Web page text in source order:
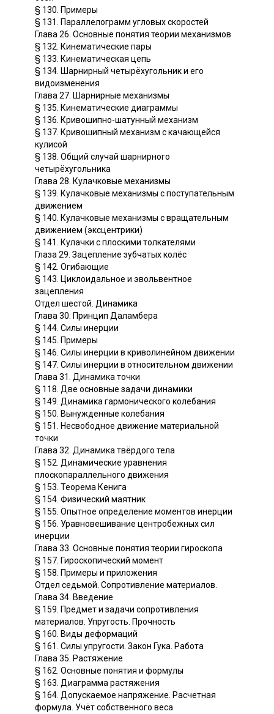
§ 130. Примеры
§ 131. Параллелограмм угловых скоростей
Глава 26. Основные понятия теории механизмов
§ 132. Кинематические пары
§ 133. Кинематическая цепь
§ 134. Шарнирный четырёхугольник и его
видоизменения
Глава 27. Шарнирные механизмы
§ 135. Кинематические диаграммы
§ 136. Кривошипно-шатунный механизм
§ 137. Кривошипный механизм с качающейся
кулисой
§ 138. Общий случай шарнирного
четырёхугольника
Глава 28. Кулачковые механизмы
§ 139. Кулачковые механизмы с поступательным
движением
§ 140. Кулачковые механизмы с вращательным
движением (эксцентрики)
§ 141. Кулачки с плоскими толкателями
Глаза 29. Зацепление зубчатых колёс
§ 142. Огибающие
§ 143. Циклоидальное и эвольвентное
зацепления
Отдел шестой. Динамика
Глава 30. Принцип Даламбера
§ 144. Силы инерции
§ 145. Примеры
§ 146. Силы инерции в криволинейном движении
§ 147. Силы инерции в относительном движении
Глава 31. Динамика точки
§ 118. Две основные задачи динамики
§ 149. Динамика гармонического колебания
§ 150. Вынужденные колебания
§ 151. Несвободное движение материальной
точки
Глава 32. Динамика твёрдого тела
§ 152. Динамические уравнения
плоскопараллельного движения
§ 153. Теорема Кенига
§ 154. Физический маятник
§ 155. Опытное определение моментов инерции
§ 156. Уравновешивание центробежных сил
инерции
Глава 33. Основные понятия теории гироскопа
§ 157. Гироскопический момент
§ 158. Примеры и приложения
Отдел седьмой. Сопротивление материалов.
Глава 34. Введение
§ 159. Предмет и задачи сопротивления
материалов. Упругость. Прочность
§ 160. Виды деформаций
§ 161. Силы упругости. Закон Гука. Работа
Глава 35. Растяжение
§ 162. Основные понятия и формулы
§ 163. Диаграмма растяжения
§ 164. Допускаемое напряжение. Расчетная
формула. Учёт собственного веса